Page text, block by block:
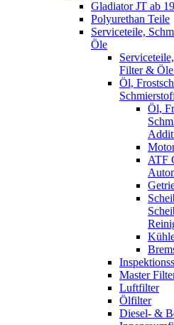
Gladiator JT ab
Polyurethan Teile
Serviceteile,
Öle
Filter & Öle
Öl,
Öl,
ATF
Master
Luftfilter
Ölfilter
Diesel- &